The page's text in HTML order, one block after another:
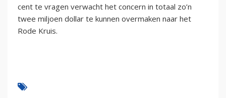
cent te vragen verwacht het concern in totaal zo’n
twee miljoen dollar te kunnen overmaken naar het
Rode Kruis.